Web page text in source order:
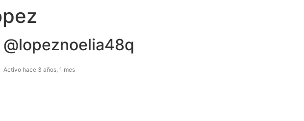
@lopeznoelia48q
Activo hace 3 años, 1 mes